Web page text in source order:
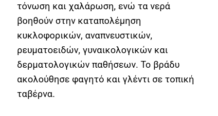
τόνωση και χαλάρωση, ενώ τα νερά
βοηθούν στην καταπολέμηση
κυκλοφορικών, αναπνευστικών,
ρευματοειδών, γυναικολογικών και
δερματολογικών παθήσεων. Το βράδυ
ακολούθησε φαγητό και γλέντι σε τοπική
ταβέρνα.